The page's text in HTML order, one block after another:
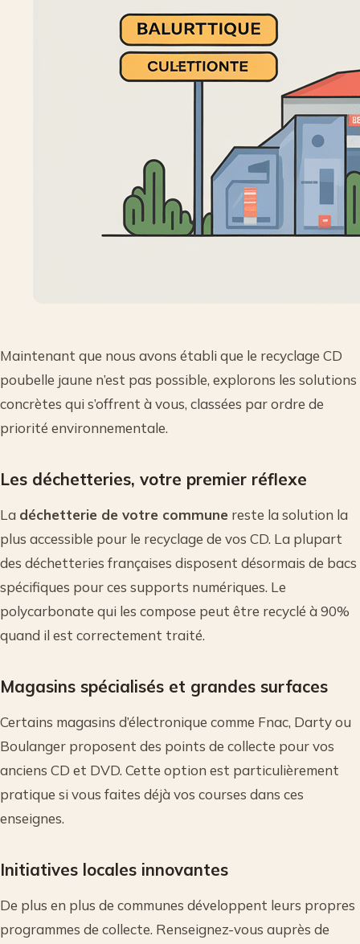
Maintenant que nous avons établi que le recyclage CD
poubelle jaune n’est pas possible, explorons les solutions
concrètes qui s’offrent à vous, classées par ordre de
priorité environnementale.
Les déchetteries, votre premier réflexe
La déchetterie de votre commune reste la solution la
plus accessible pour le recyclage de vos CD. La plupart
des déchetteries françaises disposent désormais de bacs
spécifiques pour ces supports numériques. Le
polycarbonate qui les compose peut être recyclé à 90%
quand il est correctement traité.
Magasins spécialisés et grandes surfaces
Certains magasins d’électronique comme Fnac, Darty ou
Boulanger proposent des points de collecte pour vos
anciens CD et DVD. Cette option est particulièrement
pratique si vous faites déjà vos courses dans ces
enseignes.
Initiatives locales innovantes
De plus en plus de communes développent leurs propres
programmes de collecte. Renseignez-vous auprès de